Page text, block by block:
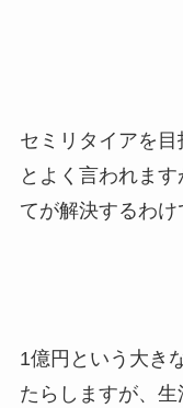
セミリタイアを目
とよく言われま
てが解決するわけ
1億円という大き
たらしますが、